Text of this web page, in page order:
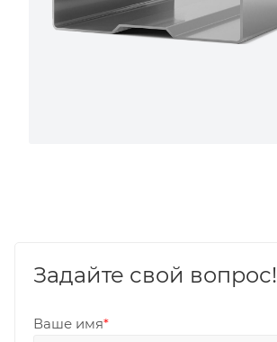
Задайте свой вопрос!
Ваше имя*